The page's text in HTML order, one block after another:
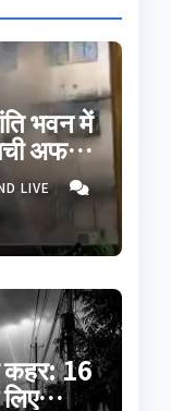
भवन में
अफरा-
LIVE
कहर: 16